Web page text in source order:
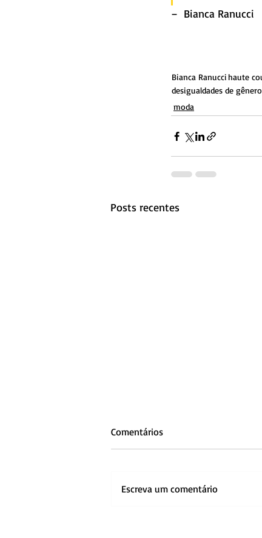
–  Bianca Ranucci
Bianca Ranucci haute
desigualdades de gênero
moda
Posts recentes
Comentários
Escreva um comentário